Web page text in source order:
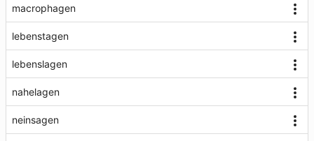
macrophagen
lebenstagen
lebenslagen
nahelagen
neinsagen